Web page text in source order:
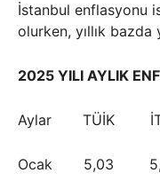
İstanbul enflasyonu
olurken, yıllık bazda
2025 YILI AYLIK
Aylar TÜİK
Ocak 5,03